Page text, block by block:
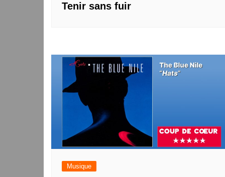
Tenir sans fuir
Musique